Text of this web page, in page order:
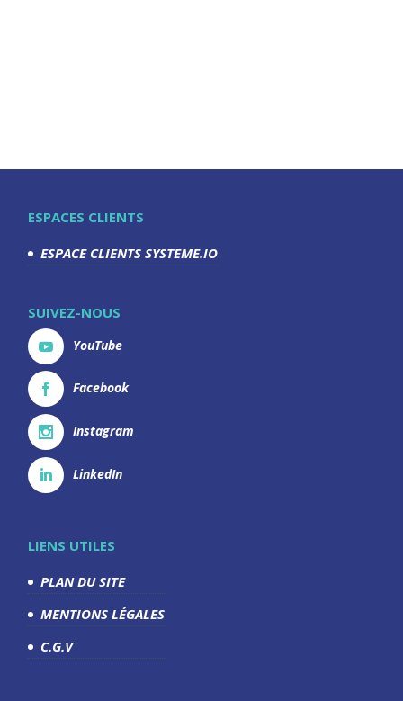
ESPACES CLIENTS
ESPACE CLIENTS SYSTEME.IO
SUIVEZ-NOUS
YouTube
Facebook
Instagram
LinkedIn
LIENS UTILES
PLAN DU SITE
MENTIONS LÉGALES
C.G.V